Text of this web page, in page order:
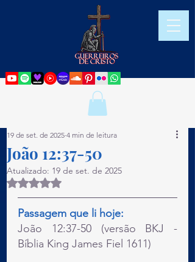
João 12:37-50
19 de set. de 2025 4 min de leitura
Atualizado: 19 de set. de 2025
Avaliado com NaN de 5 estrelas.
Passagem que li hoje:
João 12:37-50 (versão BKJ -
Bíblia King James Fiel 1611)